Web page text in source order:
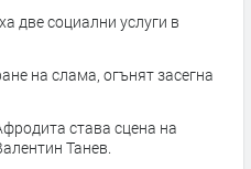
две социални услуги в
на слама, огънят засегна
става сцена на
Танев.